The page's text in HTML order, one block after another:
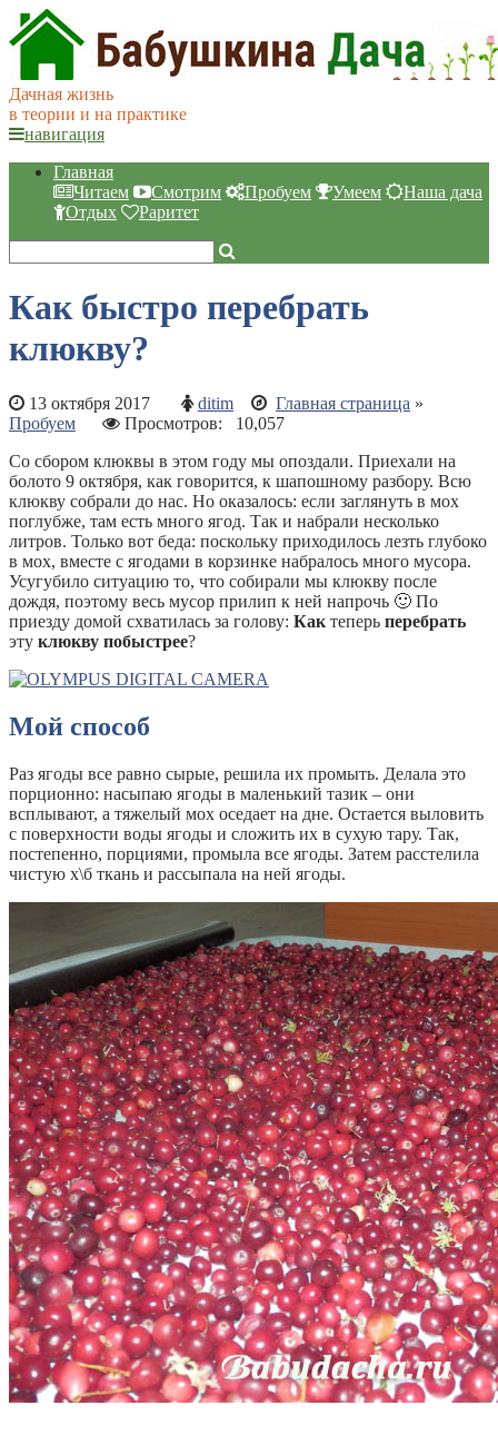
Дачная жизнь
в теории и на практике
навигация
Главная
Читаем
Смотрим Пробуем Умеем
Наша дача
Отдых
Раритет
Как быстро перебрать
клюкву?
13 октября 2017 ditim Главная страница »
Пробуем
Просмотров: 10,057
Со сбором клюквы в этом году мы опоздали. Приехали на
болото 9 октября, как говорится, к шапошному разбору. Всю
клюкву собрали до нас. Но оказалось: если заглянуть в мох
поглубже, там есть много ягод. Так и набрали несколько
литров. Только вот беда: поскольку приходилось лезть глубоко
в мох, вместе с ягодами в корзинке набралось много мусора.
Усугубило ситуацию то, что собирали мы клюкву после
дождя, поэтому весь мусор прилип к ней напрочь 🙂 По
приезду домой схватилась за голову: Как теперь перебрать
эту клюкву побыстрее?
Мой способ
Раз ягоды все равно сырые, решила их промыть. Делала это
порционно: насыпаю ягоды в маленький тазик – они
всплывают, а тяжелый мох оседает на дне. Остается выловить
с поверхности воды ягоды и сложить их в сухую тару. Так,
постепенно, порциями, промыла все ягоды. Затем расстелила
чистую х\б ткань и рассыпала на ней ягоды.